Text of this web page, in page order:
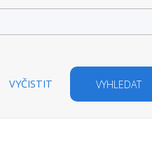
VYČISTIT VYHLEDAT